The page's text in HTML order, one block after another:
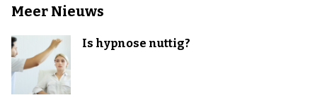
Meer Nieuws
Is hypnose nuttig?